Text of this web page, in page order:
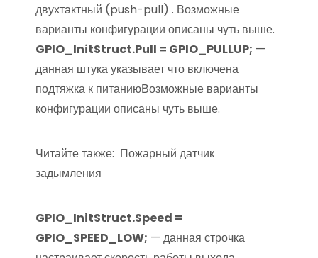
двухтактный (push-pull) . Возможные
варианты конфигурации описаны чуть выше.
GPIO_InitStruct.Pull = GPIO_PULLUP; —
данная штука указывает что включена
подтяжка к питаниюВозможные варианты
конфигурации описаны чуть выше.
Читайте также: Пожарный датчик
задымления
GPIO_InitStruct.Speed =
GPIO_SPEED_LOW; — данная строчка